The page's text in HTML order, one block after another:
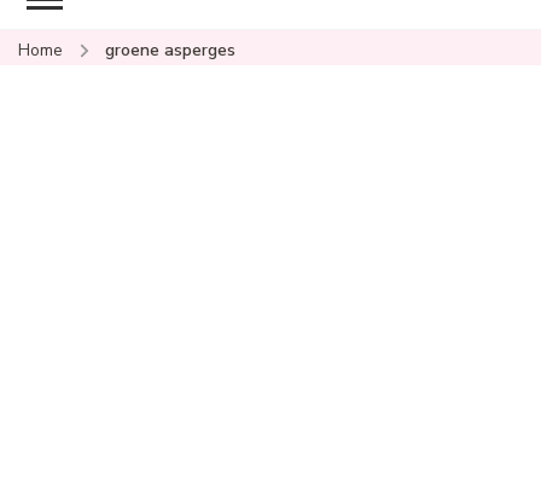
Home groene asperges